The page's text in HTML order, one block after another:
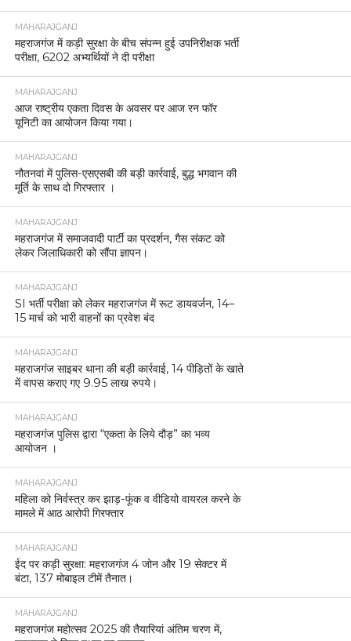
MAHARAJGANJ
महराजगंज में कड़ी सुरक्षा के बीच संपन्न हुई उपनिरीक्षक भर्ती
परीक्षा, 6202 अभ्यर्थियों ने दी परीक्षा
MAHARAJGANJ
आज राष्ट्रीय एकता दिवस के अवसर पर आज रन फॉर
यूनिटी का आयोजन किया गया।
MAHARAJGANJ
नौतनवां में पुलिस-एसएसबी की बड़ी कार्रवाई, बुद्ध भगवान की
मूर्ति के साथ दो गिरफ्तार ।
MAHARAJGANJ
महराजगंज में समाजवादी पार्टी का प्रदर्शन, गैस संकट को
लेकर जिलाधिकारी को सौंपा ज्ञापन।
MAHARAJGANJ
SI भर्ती परीक्षा को लेकर महराजगंज में रूट डायवर्जन, 14–
15 मार्च को भारी वाहनों का प्रवेश बंद
MAHARAJGANJ
महराजगंज साइबर थाना की बड़ी कार्रवाई, 14 पीड़ितों के खाते
में वापस कराए गए 9.95 लाख रुपये।
MAHARAJGANJ
महराजगंज पुलिस द्वारा “एकता के लिये दौड़” का भव्य
आयोजन ।
MAHARAJGANJ
महिला को निर्वस्त्र कर झाड़-फूंक व वीडियो वायरल करने के
मामले में आठ आरोपी गिरफ्तार
MAHARAJGANJ
ईद पर कड़ी सुरक्षा: महराजगंज 4 जोन और 19 सेक्टर में
बंटा, 137 मोबाइल टीमें तैनात।
MAHARAJGANJ
महराजगंज महोत्सव 2025 की तैयारियां अंतिम चरण में,